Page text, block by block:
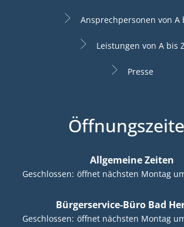
Ansprechpersonen von A
Leistungen von A bis
Presse
Allgemeine Zeiten
Klicken, um weitere Öffnungs- oder
Geschlossen: öffnet nächsten Montag
Bürgerservice-Büro Bad
Klicken, um weitere Öffnungs- oder
Geschlossen: öffnet nächsten Montag